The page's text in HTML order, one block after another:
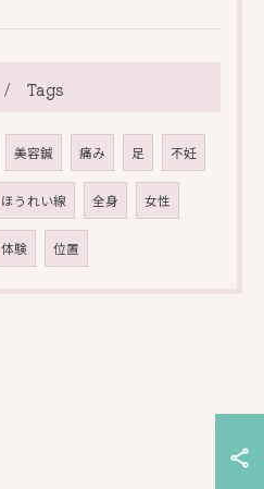
Tags
美容鍼 痛み 足 不妊
ほうれい線 全身 女性
体験 位置